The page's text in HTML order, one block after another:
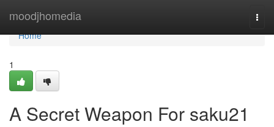
moodjhomedia
Home
Home
1
A Secret Weapon For saku21